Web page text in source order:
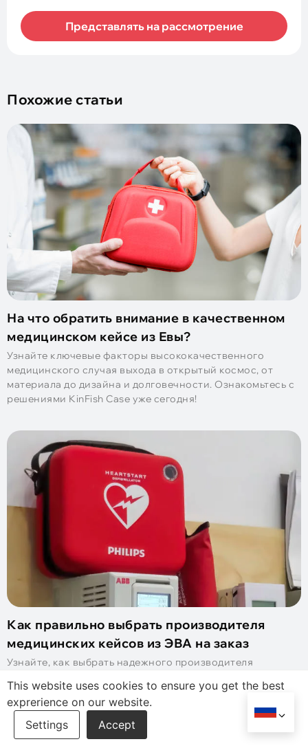
Представлять на рассмотрение
Похожие статьи
На что обратить внимание в качественном
медицинском кейсе из Евы?
Узнайте ключевые факторы высококачественного
медицинского случая выхода в открытый космос, от
материала до дизайна и долговечности. Ознакомьтесь с
решениями KinFish Case уже сегодня!
Как правильно выбрать производителя
медицинских кейсов из ЭВА на заказ
Узнайте, как выбрать надежного производителя
скорость, и соответствие.
This website uses cookies to ensure you get the best
exprerience on our website.